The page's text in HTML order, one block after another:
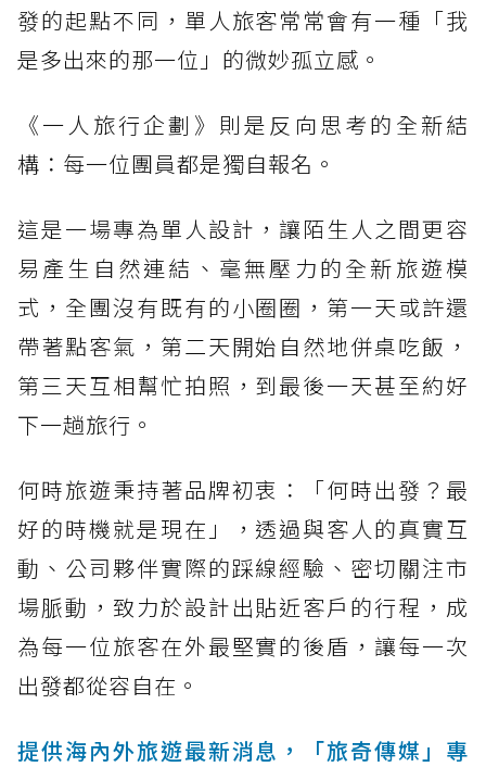
發的起點不同，單人旅客常常會有一種「我
是多出來的那一位」的微妙孤立感。
《一人旅行企劃》則是反向思考的全新結
構：每一位團員都是獨自報名。
這是一場專為單人設計，讓陌生人之間更容
易產生自然連結、毫無壓力的全新旅遊模
式，全團沒有既有的小圈圈，第一天或許還
帶著點客氣，第二天開始自然地併桌吃飯，
第三天互相幫忙拍照，到最後一天甚至約好
下一趟旅行。
何時旅遊秉持著品牌初衷：「何時出發？最
好的時機就是現在」，透過與客人的真實互
動、公司夥伴實際的踩線經驗、密切關注市
場脈動，致力於設計出貼近客戶的行程，成
為每一位旅客在外最堅實的後盾，讓每一次
出發都從容自在。
提供海內外旅遊最新消息，「旅奇傳媒」專